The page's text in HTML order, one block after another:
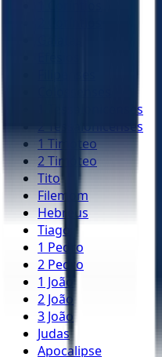
1 Tessalonicenses
2 Tessalonicenses
1 Timóteo
2 Timóteo
Tito
Filemom
Hebreus
Tiago
1 Pedro
2 Pedro
1 João
2 João
3 João
Judas
Apocalipse